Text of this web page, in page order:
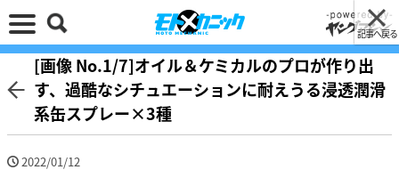
記事へ戻る
[画像 No.1/7]オイル＆ケミカルのプロが作り出
す、過酷なシチュエーションに耐えうる浸透潤滑
系缶スプレー×3種
2022/01/12